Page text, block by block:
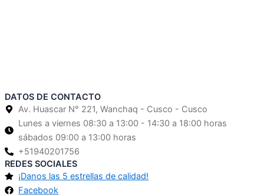
DATOS DE CONTACTO
Av. Huascar N° 221, Wanchaq - Cusco - Cusco
Lunes a viernes 08:30 a 13:00 - 14:30 a 18:00 horas
sábados 09:00 a 13:00 horas
+51940201756
REDES SOCIALES
¡Danos las 5 estrellas de calidad!
Facebook